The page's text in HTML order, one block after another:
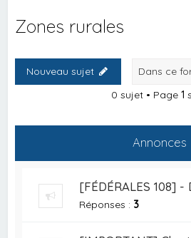
Zones rurales
Nouveau sujet
0 sujet • Page 1
Annonces
[FÉDÉRALES 108] -
Réponses : 3